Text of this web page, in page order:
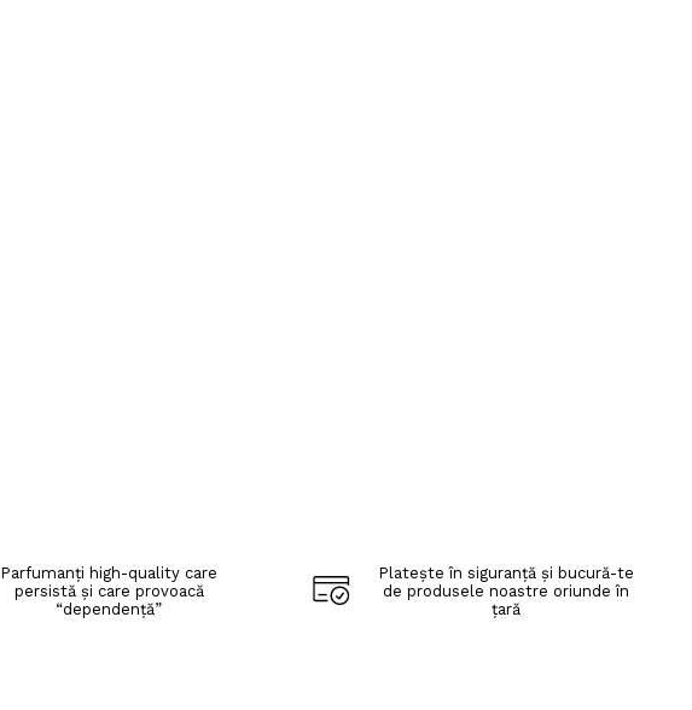
Parfumanți high-quality care
persistă și care provoacă
“dependență”
Platește în siguranță și bucură-te
de produsele noastre oriunde în
țară